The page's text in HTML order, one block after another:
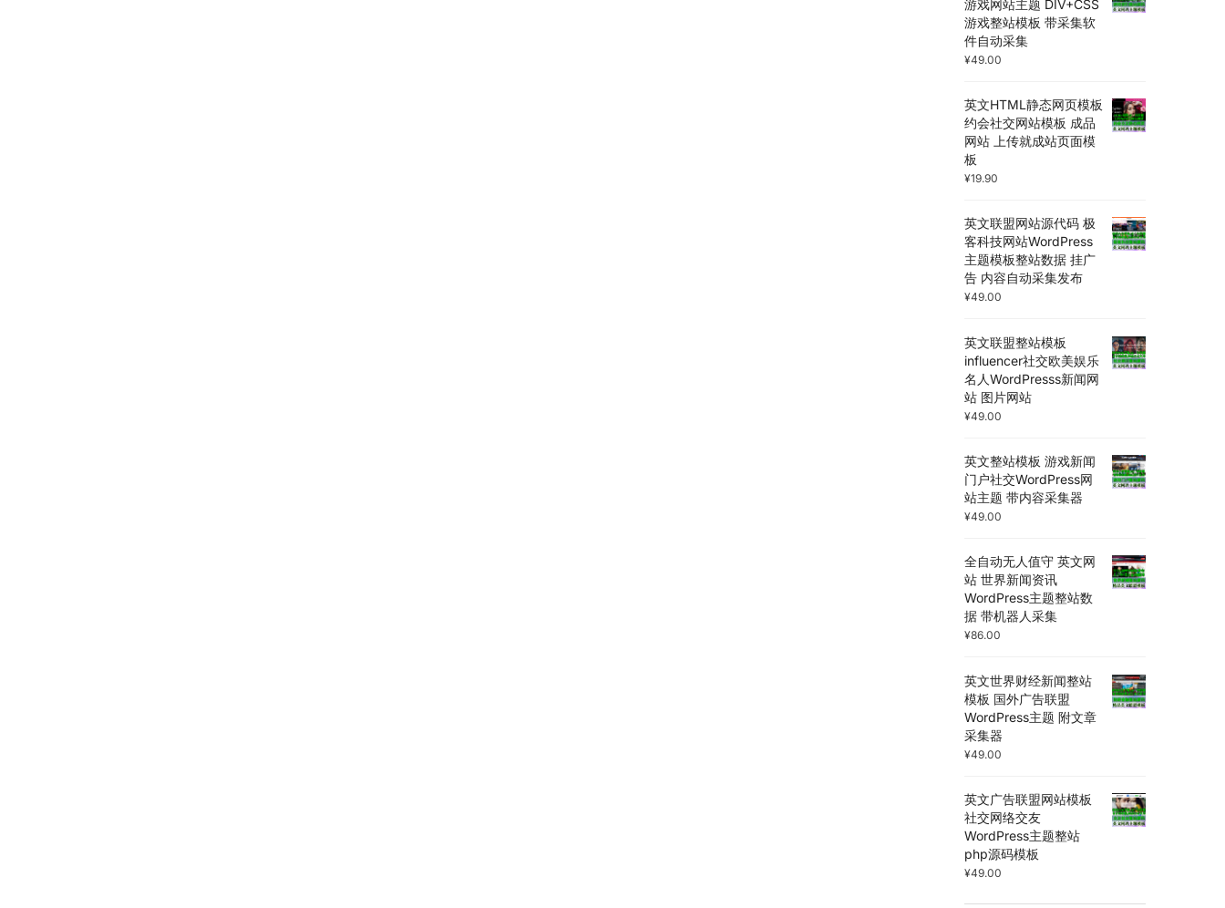
游戏网站主题 DIV+CSS
游戏整站模板 带采集软
件自动采集
¥49.00
英文HTML静态网页模板
约会社交网站模板 成品
网站 上传就成站页面模
板
¥19.90
英文联盟网站源代码 极
客科技网站WordPress
主题模板整站数据 挂广
告 内容自动采集发布
¥49.00
英文联盟整站模板
influencer社交欧美娱乐
名人WordPresss新闻网
站 图片网站
¥49.00
英文整站模板 游戏新闻
门户社交WordPress网
站主题 带内容采集器
¥49.00
全自动无人值守 英文网
站 世界新闻资讯
WordPress主题整站数
据 带机器人采集
¥86.00
英文世界财经新闻整站
模板 国外广告联盟
WordPress主题 附文章
采集器
¥49.00
英文广告联盟网站模板
社交网络交友
WordPress主题整站
php源码模板
¥49.00